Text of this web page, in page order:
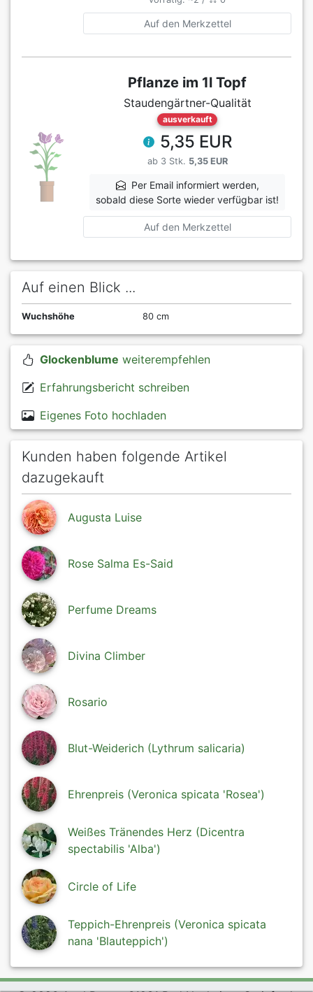
Auf den Merkzettel
Pflanze im 1l Topf
Staudengärtner-Qualität
ausverkauft
5,35 EUR
ab 3 Stk. 5,35 EUR
Per Email informiert werden,
sobald diese Sorte wieder verfügbar ist!
Auf den Merkzettel
Auf einen Blick ...
Wuchshöhe 80 cm
Glockenblume weiterempfehlen
Erfahrungsbericht schreiben
Eigenes Foto hochladen
Kunden haben folgende Artikel
dazugekauft
Augusta Luise
Rose Salma Es-Said
Perfume Dreams
Divina Climber
Rosario
Blut-Weiderich (Lythrum salicaria)
Ehrenpreis (Veronica spicata 'Rosea')
Weißes Tränendes Herz (Dicentra
spectabilis 'Alba')
Circle of Life
Teppich-Ehrenpreis (Veronica spicata
nana 'Blauteppich')